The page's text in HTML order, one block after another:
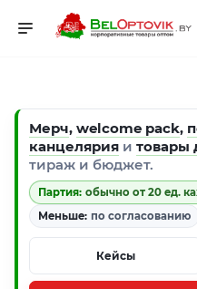
Мерч, welcome pack,
канцелярия и товары
тираж и бюджет.
Партия: обычно от 20 ед.
Меньше: по согласованию
Кейсы